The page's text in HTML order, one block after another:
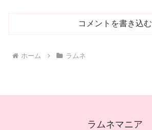
コメントを書き込む
ホーム ラムネ
ラムネマニア